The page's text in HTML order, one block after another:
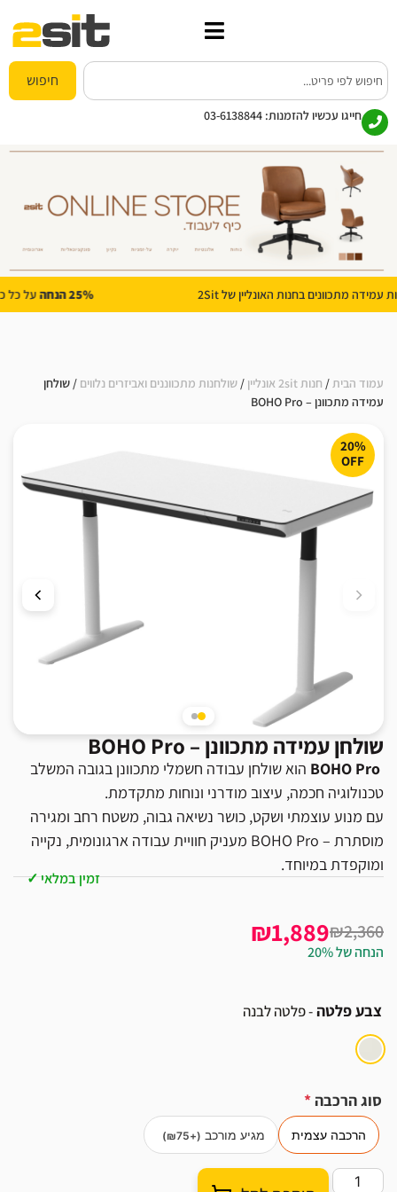
חיפוש
חייגו עכשיו להזמנות:03-6138844
25% הנחה על כל כסאות הגיימינג בחנות האונליין של 2Sit
עמוד הבית/חנות 2sit אונליין / שולחנות מתכווננים ואביזרים נלווים/ שולחן
עמידה מתכוונן – BOHO Pro
20%
OFF
שולחן עמידה מתכוונן – BOHO Pro
הוא שולחן עבודה חשמלי מתכוונן בגובה המשלב
טכנולוגיה חכמה, עיצוב מודרני ונוחות מתקדמת.
עם מנוע עוצמתי ושקט, כושר נשיאה גבוה, משטח רחב ומגירה
מוסתרת – BOHO Pro מעניק חוויית עבודה ארגונומית, נקייה
ומוקפדת במיוחד.
זמין במלאי ✓
₪2,360
₪1,889
הנחה של 20%
צבע פלטה- פלטה לבנה
סוג הרכבה*
הרכבה עצמית מגיע מורכב(+
₪75
)